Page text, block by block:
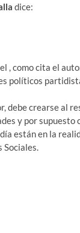
dice:
, como cita el
políticos
debe crearse al
y por supuesto
están en la
Sociales.